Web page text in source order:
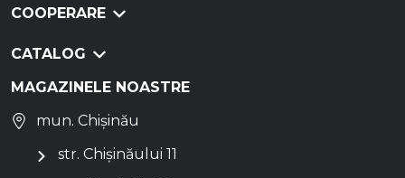
COOPERARE
CATALOG
MAGAZINELE NOASTRE
mun. Chișinău
str. Chișinăului 11